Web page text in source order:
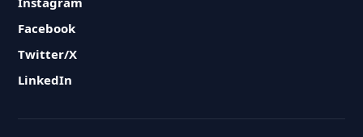
Facebook
Twitter/X
LinkedIn